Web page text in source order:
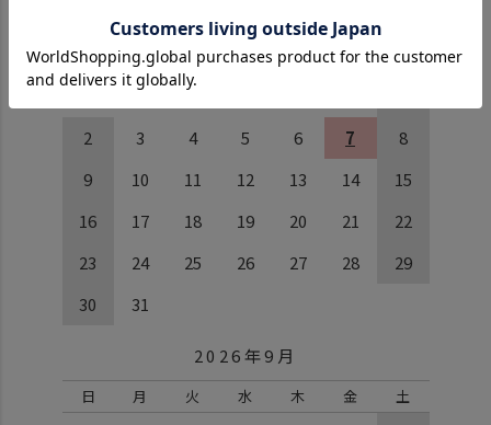
2026年8月
日 月 火 水 木 金 土
2
3 4 5 6 7
8
9
10 11 12 13 14
15
16
17 18 19 20 21
22
23
24 25 26 27 28
29
30
31
2026年9月
日 月 火 水 木 金 土